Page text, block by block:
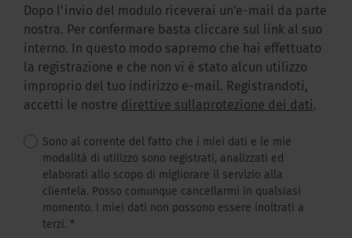
Dopo l'invio del modulo riceverai un'e-mail da parte
nostra. Per confermare basta cliccare sul link al suo
interno. In questo modo sapremo che hai effettuato
la registrazione e che non vi è stato alcun utilizzo
improprio del tuo indirizzo e-mail. Registrandoti,
accetti le nostre direttive sullaprotezione dei dati.
Sono al corrente del fatto che i miei dati e le mie
modalità di utilizzo sono registrati, analizzati ed
elaborati allo scopo di migliorare il servizio alla
clientela. Posso comunque cancellarmi in qualsiasi
momento. I miei dati non possono essere inoltrati a
terzi. *